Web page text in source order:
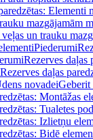
Elementi
mazgājamām
un trauku
Piederumi
Rezerves daļas
Rezerves daļas
novadei
Montāžas
Tualetes
Izlietņu
Bidē